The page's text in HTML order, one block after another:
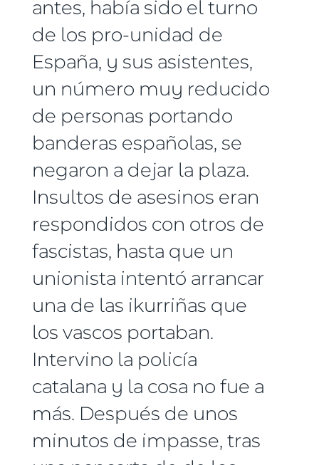
antes, había sido el turno
de los pro-unidad de
España, y sus asistentes,
un número muy reducido
de personas portando
banderas españolas, se
negaron a dejar la plaza.
Insultos de asesinos eran
respondidos con otros de
fascistas, hasta que un
unionista intentó arrancar
una de las ikurriñas que
los vascos portaban.
Intervino la policía
catalana y la cosa no fue a
más. Después de unos
minutos de impasse, tras